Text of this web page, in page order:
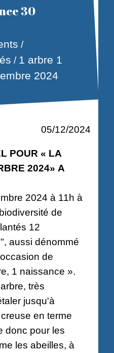
30
/
/ 1 arbre 1
2024
05/12/2024
POUR « LA
2024» A
2024 à 11h à
de
12
aussi dénommé
de
1 naissance ».
très
jusqu'à
en terme
donc pour les
les abeilles, à